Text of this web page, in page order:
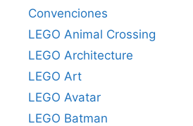
Convenciones
LEGO Animal Crossing
LEGO Architecture
LEGO Art
LEGO Avatar
LEGO Batman